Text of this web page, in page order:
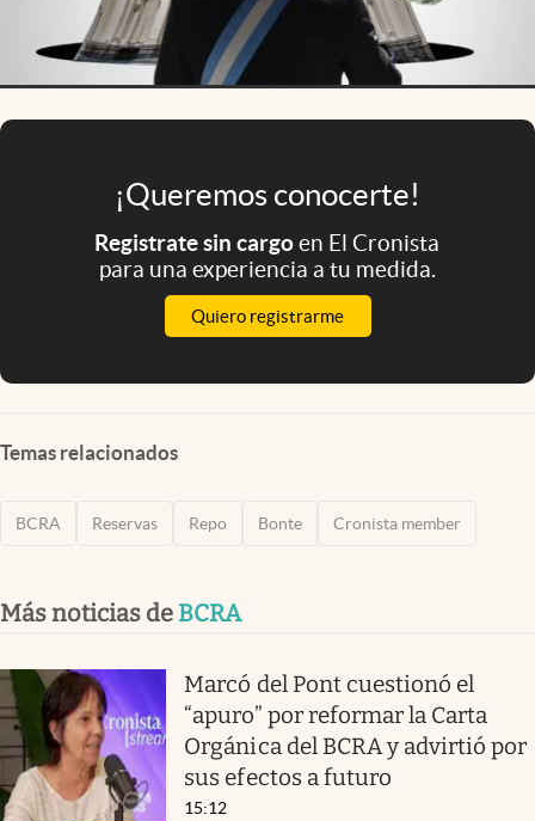
abre en nueva pestaña
¡Queremos conocerte!
Registrate sin cargoen El Cronista
para una experiencia a tu medida.
Quiero registrarme
Temas relacionados
BCRA Reservas Repo Bonte Cronista member
Más noticias de BCRA
Marcó del Pont cuestionó el
“apuro” por reformar la Carta
Orgánica del BCRA y advirtió por
sus efectos a futuro
15:12